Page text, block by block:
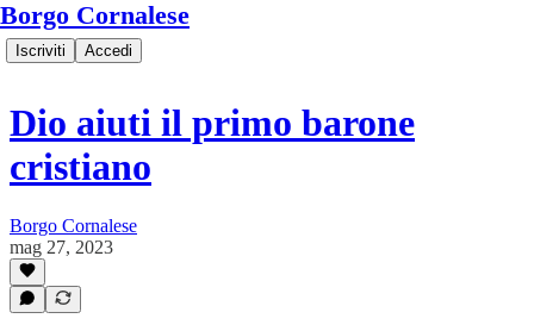
Borgo Cornalese
Iscriviti Accedi
Dio aiuti il primo barone
cristiano
Borgo Cornalese
mag 27, 2023